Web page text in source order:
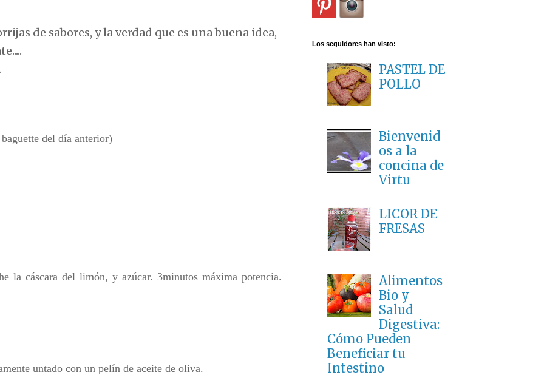
de sabores, y la verdad que es una buena idea,
del día anterior)
la cáscara del limón, y azúcar. 3minutos máxima potencia.
untado con un pelín de aceite de oliva.
Los seguidores han visto:
PASTEL DE
POLLO
Bienvenid
os a la
concina de
Virtu
LICOR DE
FRESAS
Alimentos
Bio y
Salud
Digestiva:
Cómo Pueden
Beneficiar tu
Intestino